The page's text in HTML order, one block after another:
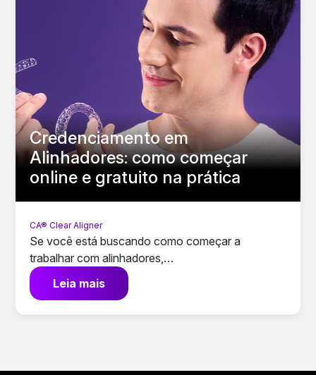
Credenciamento em
Alinhadores: como começar
online e gratuito na prática
CA® Clear Aligner
Se você está buscando como começar a
trabalhar com alinhadores,…
Leia mais